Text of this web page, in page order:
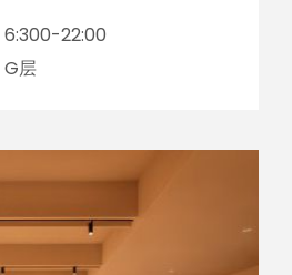
6:300-22:00
G层